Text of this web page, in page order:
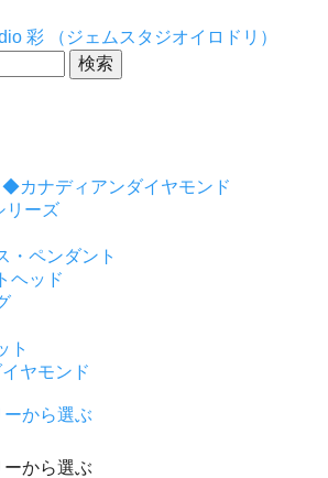
カナディアンダイヤモンド
リーズ
・ペンダント
ヘッド
ト
ヤモンド
ーから選ぶ
ーから選ぶ